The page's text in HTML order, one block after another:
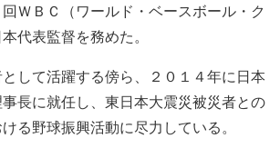
ＷＢＣ（ワールド・ベースボール・ク
代表監督を務めた。
して活躍する傍ら、２０１４年に日本
長に就任し、東日本大震災被災者との
る野球振興活動に尽力している。